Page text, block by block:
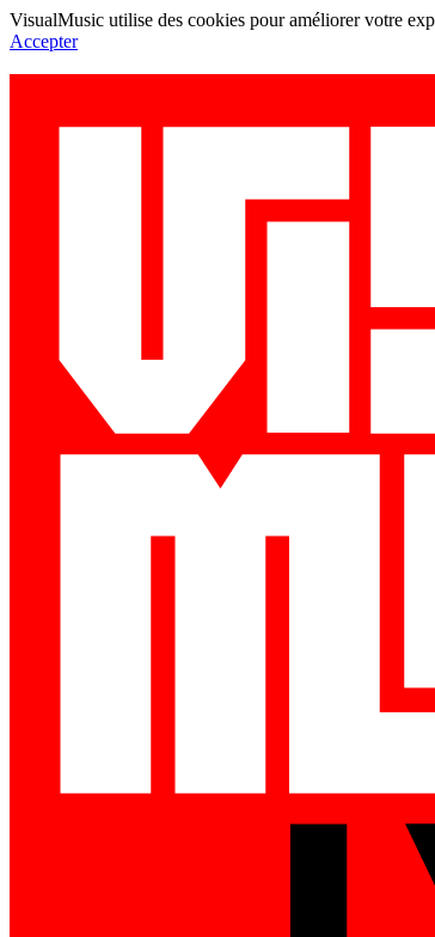
VisualMusic utilise des cookies pour améliorer votre
Accepter